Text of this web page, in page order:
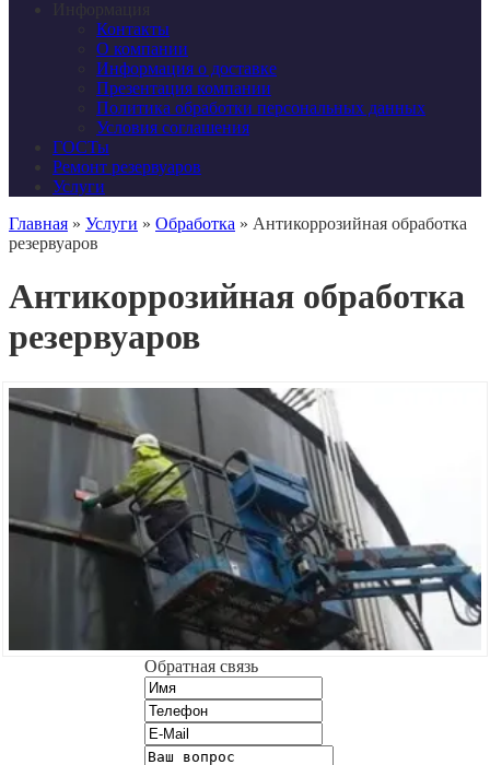
Контакты
О компании
Информация о доставке
Презентация компании
Политика обработки персональных данных
Условия соглашения
ГОСТы
Ремонт резервуаров
Услуги
Главная » Услуги » Обработка » Антикоррозийная обработка
резервуаров
Антикоррозийная обработка
резервуаров
Обратная связь